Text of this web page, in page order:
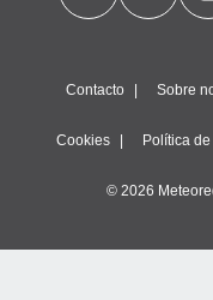
Contacto Sobre
Cookies Política
© 2026